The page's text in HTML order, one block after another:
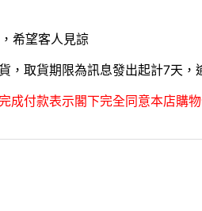
希望客人見諒
，取貨期限為訊息發出起計7天，
成付款表示閣下完全同意本店購